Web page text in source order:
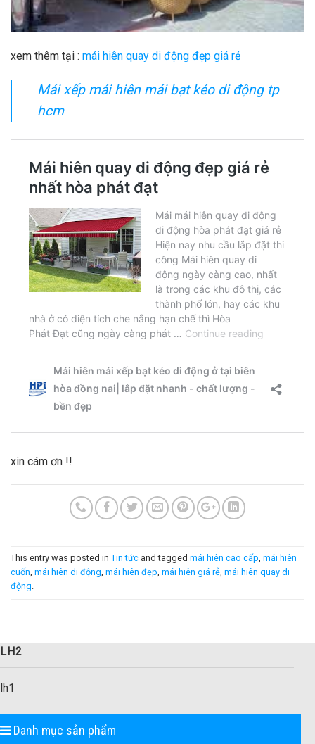
LH2
lh1
Danh mục sản phẩm
xem thêm tại : mái hiên quay di động đẹp giá rẻ
Mái xếp mái hiên mái bạt kéo di động tp
hcm
xin cám ơn !!
This entry was posted in Tin tức and tagged mái hiên cao cấp mái hiên
cuốn mái hiên di động mái hiên đẹp mái hiên giá rẻ mái hiên quay di
động